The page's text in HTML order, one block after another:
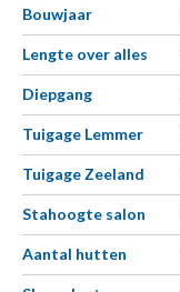
Bouwjaar
Lengte over alles
Diepgang
Tuigage Lemmer
Tuigage Zeeland
Stahoogte salon
Aantal hutten